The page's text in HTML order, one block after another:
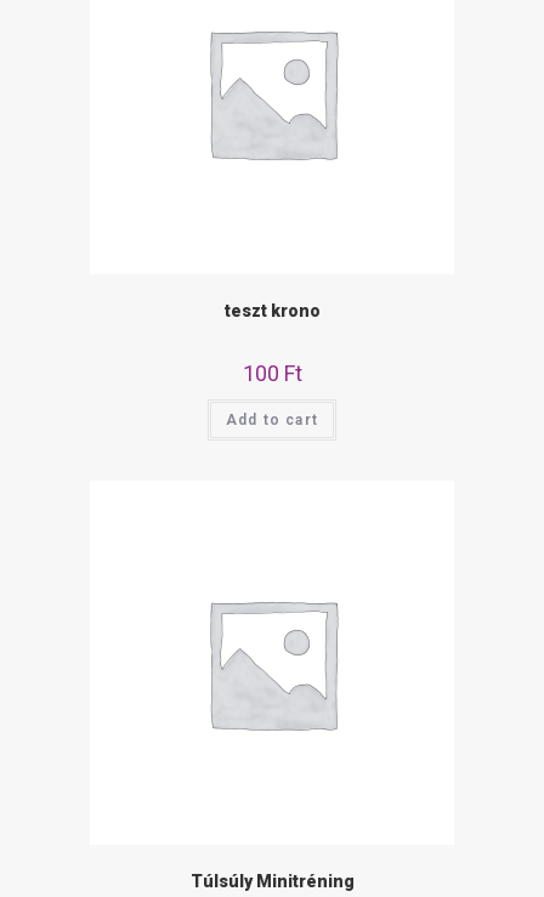
teszt krono
100 Ft
Add to cart
Túlsúly Minitréning